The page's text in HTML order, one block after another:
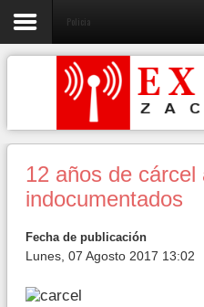
Policia
12 años de
indocumentados
Fecha de publicación
Lunes, 07 Agosto 2017 13:02